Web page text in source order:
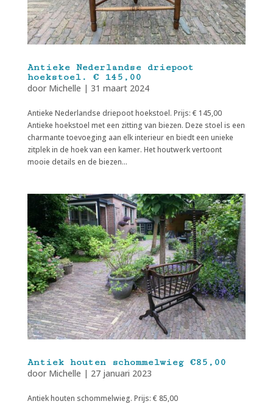
Antieke Nederlandse driepoot
hoekstoel. € 145,00
door Michelle | 31 maart 2024
Antieke Nederlandse driepoot hoekstoel. Prijs: € 145,00
Antieke hoekstoel met een zitting van biezen. Deze stoel is een
charmante toevoeging aan elk interieur en biedt een unieke
zitplek in de hoek van een kamer. Het houtwerk vertoont
mooie details en de biezen...
Antiek houten schommelwieg €85,00
door Michelle | 27 januari 2023
Antiek houten schommelwieg. Prijs: € 85,00